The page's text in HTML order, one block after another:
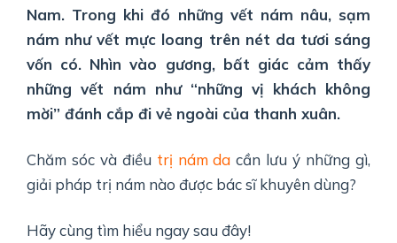
Nam. Trong khi đó những vết nám nâu, sạm
nám như vết mực loang trên nét da tươi sáng
vốn có. Nhìn vào gương, bất giác cảm thấy
những vết nám như “những vị khách không
mời” đánh cắp đi vẻ ngoài của thanh xuân.
Chăm sóc và điều trị nám da cần lưu ý những gì,
giải pháp trị nám nào được bác sĩ khuyên dùng?
Hãy cùng tìm hiểu ngay sau đây!